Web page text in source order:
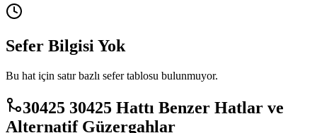
Sefer Bilgisi Yok
Bu hat için satır bazlı sefer tablosu bulunmuyor.
30425 30425 Hattı Benzer Hatlar ve
Alternatif Güzergahlar